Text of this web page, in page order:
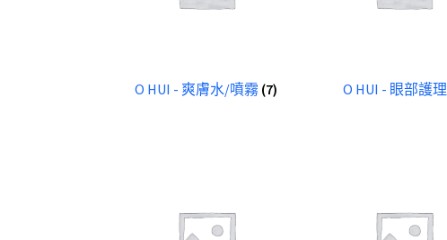
O HUI - 爽膚水/噴霧 (7) O HUI - 眼部護理